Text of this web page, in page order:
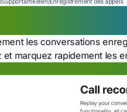
les conversations
et marquez rapidement les